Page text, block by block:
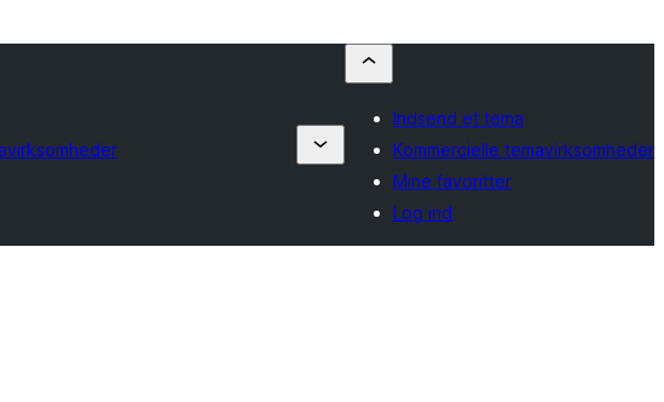
Indsend et tema
Kommercielle temavirksomheder
Mine favoritter
Log ind